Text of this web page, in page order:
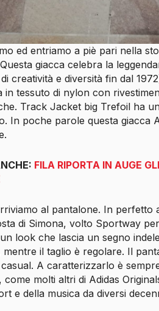
ed entriamo a piè pari nella
giacca celebra la
creatività e diversità fin dal
in tessuto di nylon con
Track Jacket big Trefoil ha
In poche parole questa giacca
FILA RIPORTA IN AUGE
al pantalone. In perfetto
di Simona, volto Sportway
look che lascia un segno
mentre il taglio è regolare. Il
A caratterizzarlo è
come molti altri di Adidas
e della musica da diversi